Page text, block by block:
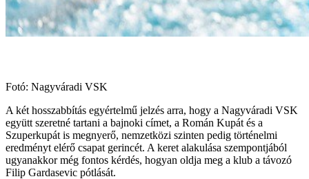
Fotó: Nagyváradi VSK
A két hosszabbítás egyértelmű jelzés arra, hogy a Nagyváradi VSK
együtt szeretné tartani a bajnoki címet, a Román Kupát és a
Szuperkupát is megnyerő, nemzetközi szinten pedig történelmi
eredményt elérő csapat gerincét. A keret alakulása szempontjából
ugyanakkor még fontos kérdés, hogyan oldja meg a klub a távozó
Filip Gardasevic pótlását.